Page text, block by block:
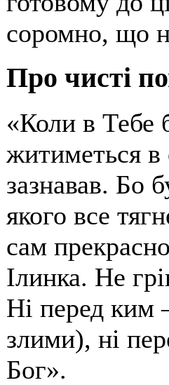
соромно, що
Про чисті
«Коли в Тебе
житиметься в
зазнавав. Бо
якого все
сам
Ілинка. Не
Ні перед ким
злими), ні
Бог».